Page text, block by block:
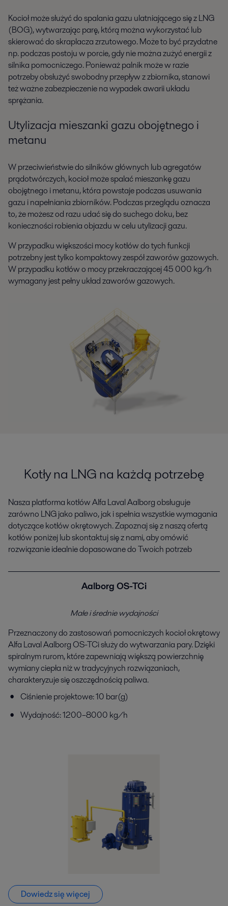
Kocioł może służyć do spalania gazu ulatniającego się z LNG
(BOG), wytwarzając parę, którą można wykorzystać lub
skierować do skraplacza zrzutowego. Może to być przydatne
np. podczas postoju w porcie, gdy nie można zużyć energii z
silnika pomocniczego. Ponieważ palnik może w razie
potrzeby obsłużyć swobodny przepływ z zbiornika, stanowi
też ważne zabezpieczenie na wypadek awarii układu
sprężania.
Utylizacja mieszanki gazu obojętnego i
metanu
W przeciwieństwie do silników głównych lub agregatów
prądotwórczych, kocioł może spalać mieszankę gazu
obojętnego i metanu, która powstaje podczas usuwania
gazu i napełniania zbiorników. Podczas przeglądu oznacza
to, że możesz od razu udać się do suchego doku, bez
konieczności robienia objazdu w celu utylizacji gazu.
W przypadku większości mocy kotłów do tych funkcji
potrzebny jest tylko kompaktowy zespół zaworów gazowych.
W przypadku kotłów o mocy przekraczającej 45 000 kg/h
wymagany jest pełny układ zaworów gazowych.
Kotły na LNG na każdą potrzebę​
Nasza platforma kotłów Alfa Laval Aalborg obsługuje
zarówno LNG jako paliwo, jak i spełnia wszystkie wymagania
dotyczące kotłów okrętowych. Zapoznaj się z naszą ofertą
kotłów poniżej lub skontaktuj się z nami, aby omówić
rozwiązanie idealnie dopasowane do Twoich potrzeb
Aalborg OS-TCi
Małe i średnie wydajności
Przeznaczony do zastosowań pomocniczych kocioł okrętowy
Alfa Laval Aalborg OS-TCi służy do wytwarzania pary. Dzięki
spiralnym rurom, które zapewniają większą powierzchnię
wymiany ciepła niż w tradycyjnych rozwiązaniach,
charakteryzuje się oszczędnością paliwa.​
Ciśnienie projektowe: 10 bar(g)​
Wydajność: 1200–8000 kg/h
Dowiedz się więcej